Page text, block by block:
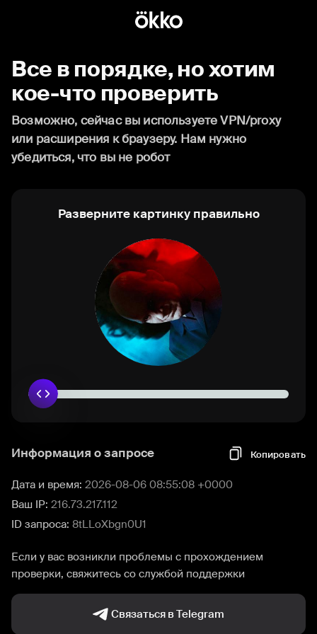
Все в порядке, но хотим
кое-что проверить
Возможно, сейчас вы используете VPN/proxy
или расширения к браузеру. Нам нужно
убедиться, что вы не робот
Разверните картинку правильно
Информация о запросе Копировать
Дата и время: 2026-08-06 08:55:08 +0000
Ваш IP: 216.73.217.112
ID запроса: 8tLLoXbgn0U1
Если у вас возникли проблемы с прохождением
проверки, свяжитесь со службой поддержки
Связаться в Telegram